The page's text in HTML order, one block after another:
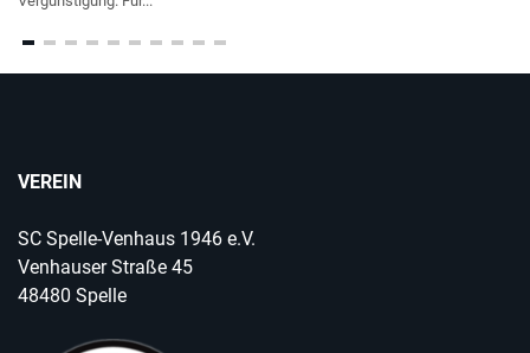
VEREIN
SC Spelle-Venhaus 1946 e.V.
Venhauser Straße 45
48480 Spelle